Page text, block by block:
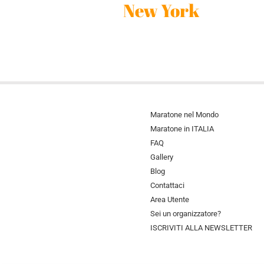
New York
Maratone nel Mondo
Maratone in ITALIA
FAQ
Gallery
Blog
Contattaci
Area Utente
Sei un organizzatore?
ISCRIVITI ALLA NEWSLETTER